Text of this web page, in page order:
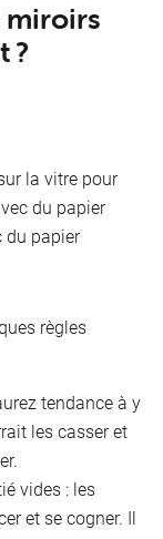
miroirs
?
la vitre pour
du papier
du papier
règles
tendance à y
les casser et
vides : les
et se cogner. Il